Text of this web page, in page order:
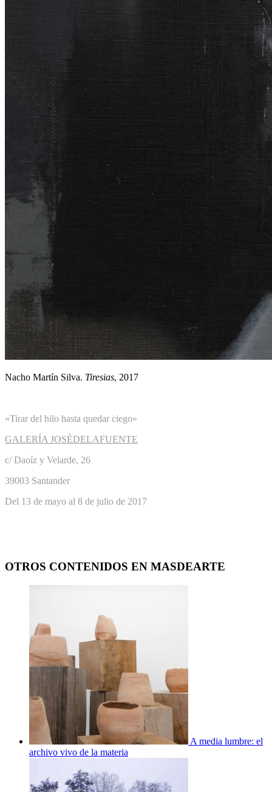
Nacho Martín Silva. Tiresias, 2017
«Tirar del hilo hasta quedar ciego»
GALERÍA JOSÉDELAFUENTE
c/ Daoíz y Velarde, 26
39003 Santander
Del 13 de mayo al 8 de julio de 2017
OTROS CONTENIDOS EN MASDEARTE
A media lumbre: el
archivo vivo de la materia